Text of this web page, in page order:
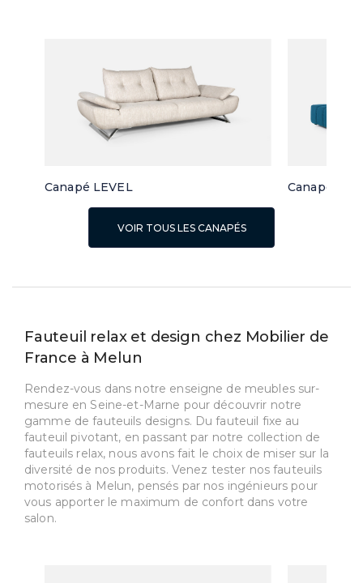
Canapé LEVEL Canapé
VOIR TOUS LES CANAPÉS
Fauteuil relax et design chez Mobilier de
France à Melun
Rendez-vous dans notre enseigne de meubles sur-
mesure en Seine-et-Marne pour découvrir notre
gamme de fauteuils designs. Du fauteuil fixe au
fauteuil pivotant, en passant par notre collection de
fauteuils relax, nous avons fait le choix de miser sur la
diversité de nos produits. Venez tester nos fauteuils
motorisés à Melun, pensés par nos ingénieurs pour
vous apporter le maximum de confort dans votre
salon.